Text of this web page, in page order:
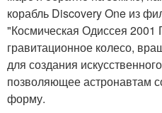
корабль Discovery One из
"Космическая Одиссея 2001
гравитационное колесо,
для создания
позволяющее астронавтам
форму.